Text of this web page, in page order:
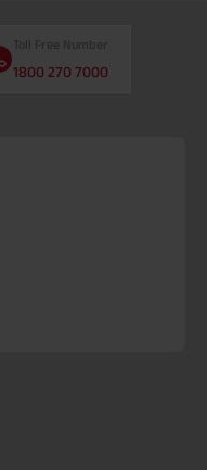
Toll Free Number
1800 270 7000